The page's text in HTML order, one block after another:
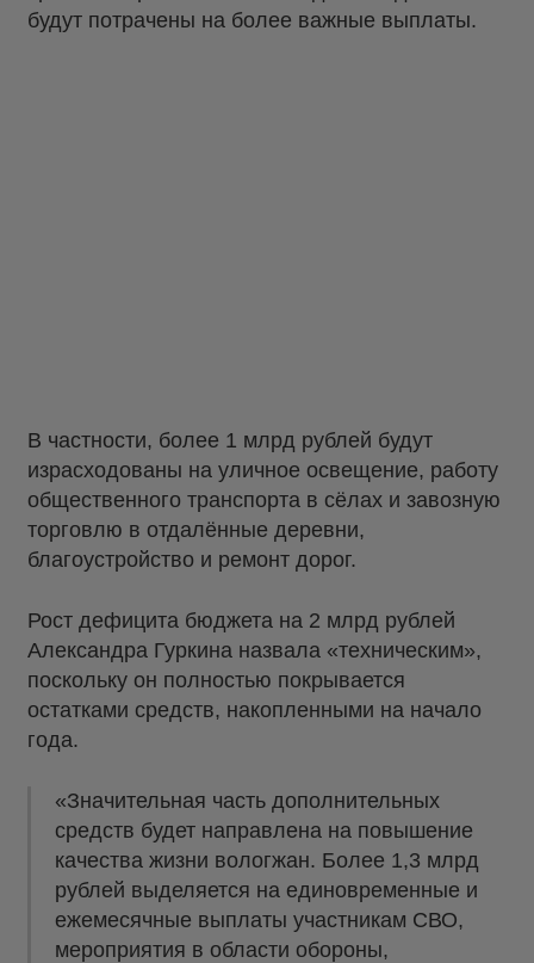
будут потрачены на более важные выплаты.
В частности, более 1 млрд рублей будут
израсходованы на уличное освещение, работу
общественного транспорта в сёлах и завозную
торговлю в отдалённые деревни,
благоустройство и ремонт дорог.
Рост дефицита бюджета на 2 млрд рублей
Александра Гуркина назвала «техническим»,
поскольку он полностью покрывается
остатками средств, накопленными на начало
года.
«Значительная часть дополнительных
средств будет направлена на повышение
качества жизни вологжан. Более 1,3 млрд
рублей выделяется на единовременные и
ежемесячные выплаты участникам СВО,
мероприятия в области обороны,